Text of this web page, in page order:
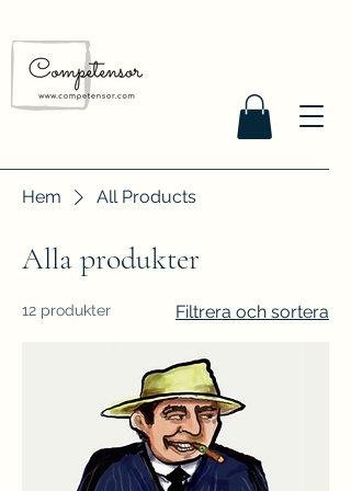
Hem All Products
Alla produkter
12 produkter Filtrera och sortera